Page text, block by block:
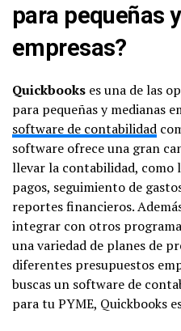
para pequeñas
empresas?
Quickbooks es una de las
para pequeñas y medianas
software de contabilidad
software ofrece una gran
llevar la contabilidad, como
pagos, seguimiento de
reportes financieros.
integrar con otros
una variedad de planes de
diferentes presupuestos
buscas un software de
para tu PYME, Quickbooks